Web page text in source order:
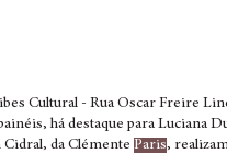
Cultural - Rua Oscar Freire
há destaque para Luciana
Cidral, da ClémenteParis,